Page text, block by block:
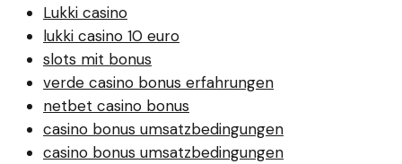
Lukki casino
lukki casino 10 euro
slots mit bonus
verde casino bonus erfahrungen
netbet casino bonus
casino bonus umsatzbedingungen
casino bonus umsatzbedingungen